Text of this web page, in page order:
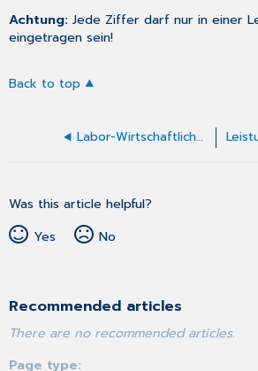
Achtung:Jede Ziffer darf nur in einer
eingetragen sein!
Back to top
Labor-Wirtschaftlichkeitsbonus berechnen
Was this article helpful?
Yes
No
Recommended articles
There are no recommended articles.
Page type